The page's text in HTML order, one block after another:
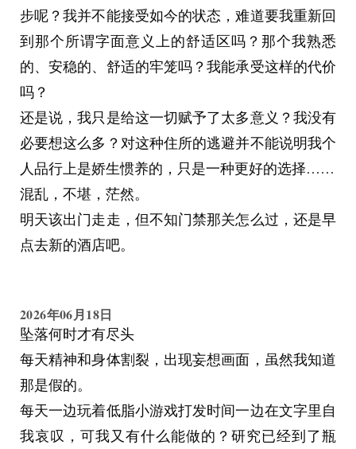
步呢？我并不能接受如今的状态，难道要我重新回
到那个所谓字面意义上的舒适区吗？那个我熟悉
的、安稳的、舒适的牢笼吗？我能承受这样的代价
吗？
还是说，我只是给这一切赋予了太多意义？我没有
必要想这么多？对这种住所的逃避并不能说明我个
人品行上是娇生惯养的，只是一种更好的选择……
混乱，不堪，茫然。
明天该出门走走，但不知门禁那关怎么过，还是早
点去新的酒店吧。
2026年06月18日
坠落何时才有尽头
每天精神和身体割裂，出现妄想画面，虽然我知道
那是假的。
每天一边玩着低脂小游戏打发时间一边在文字里自
我哀叹，可我又有什么能做的？研究已经到了瓶